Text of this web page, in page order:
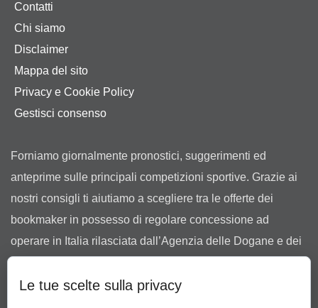
Contatti
Chi siamo
Disclaimer
Mappa del sito
Privacy e Cookie Policy
Gestisci consenso
Forniamo giornalmente pronostici, suggerimenti ed
anteprime sulle principali competizioni sportive. Grazie ai
nostri consigli ti aiutiamo a scegliere tra le offerte dei
bookmaker in possesso di regolare concessione ad
operare in Italia rilasciata dall’Agenzia delle Dogane e dei
Il gioco può causare dipendenza patologica. Il gioco è
Le tue scelte sulla privacy